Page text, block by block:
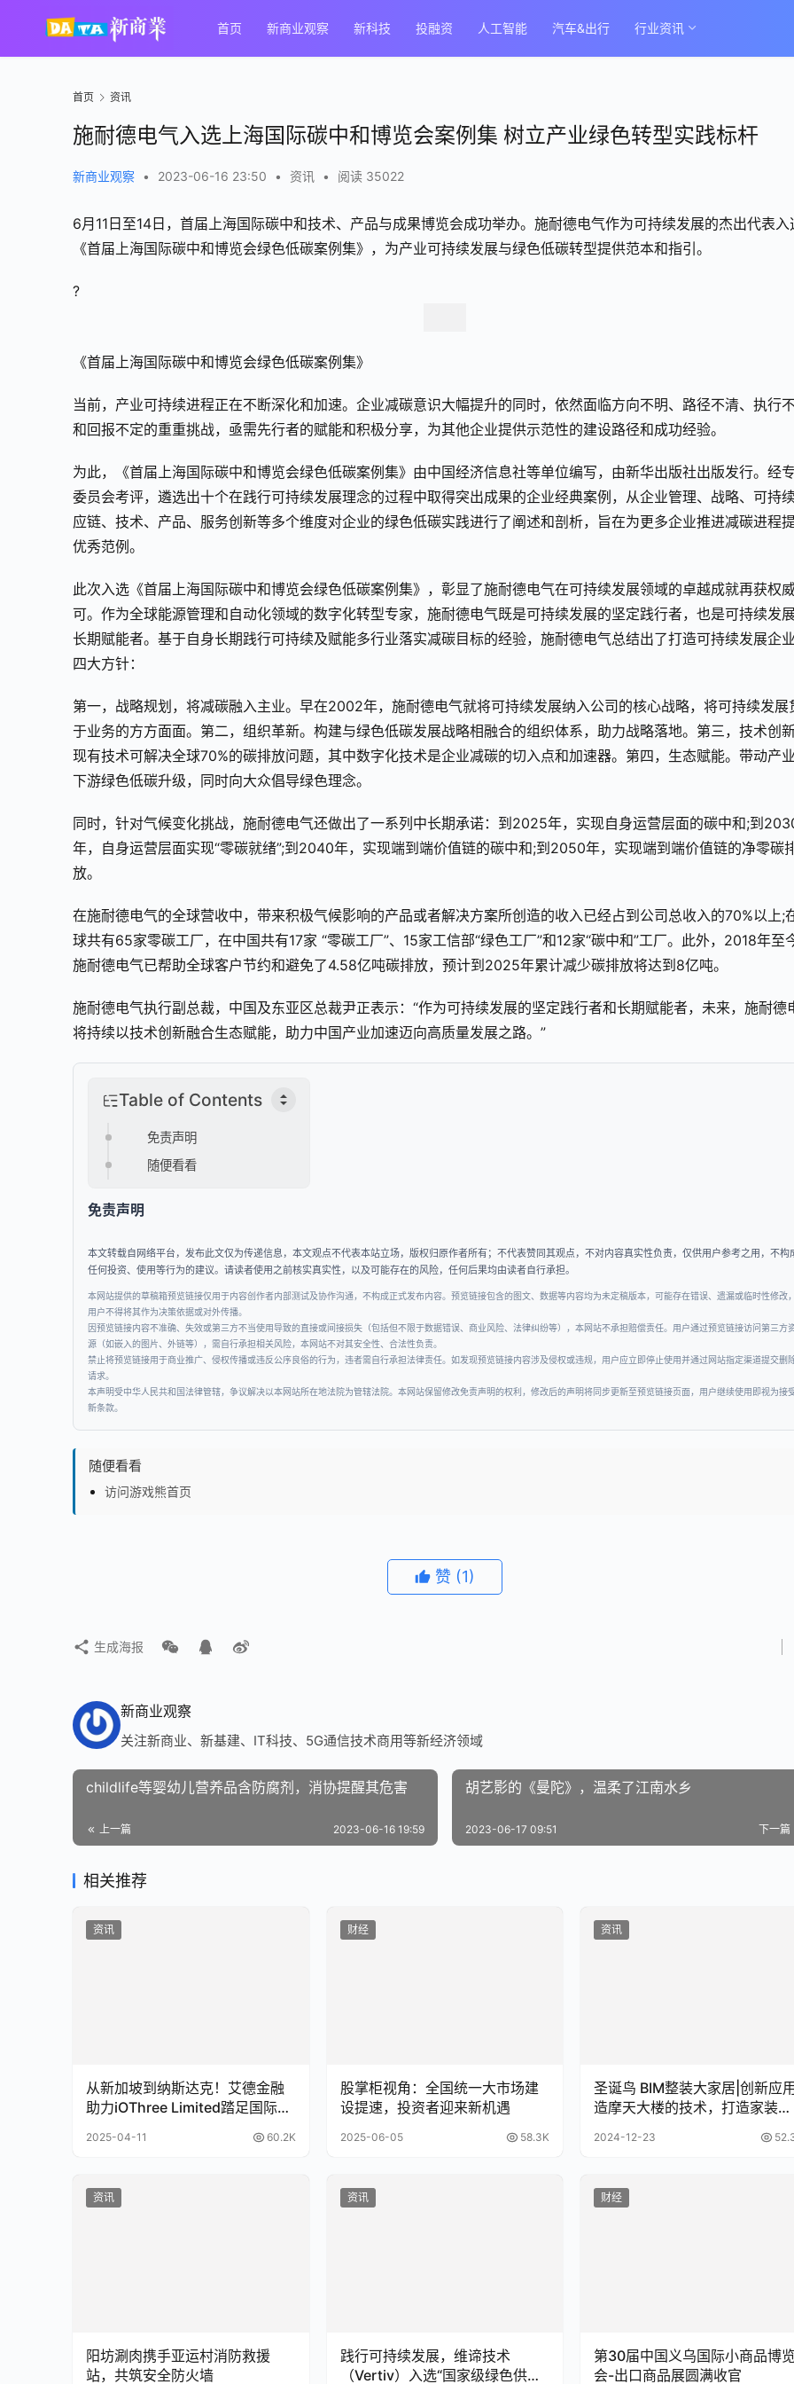
首页 新商业观察 新科技 投融资 人工智能 汽车&出行 行业资讯
首页 资讯
施耐德电气入选上海国际碳中和博览会案例集 树立产业绿色转型实践标杆
新商业观察 • 2023-06-16 23:50 • 资讯 • 阅读 35022
6月11日至14日，首届上海国际碳中和技术、产品与成果博览会成功举办。施耐德电气作为可持续发展的杰出代表入
《首届上海国际碳中和博览会绿色低碳案例集》，为产业可持续发展与绿色低碳转型提供范本和指引。
?
《首届上海国际碳中和博览会绿色低碳案例集》
当前，产业可持续进程正在不断深化和加速。企业减碳意识大幅提升的同时，依然面临方向不明、路径不清、执行
和回报不定的重重挑战，亟需先行者的赋能和积极分享，为其他企业提供示范性的建设路径和成功经验。
为此，《首届上海国际碳中和博览会绿色低碳案例集》由中国经济信息社等单位编写，由新华出版社出版发行。经
委员会考评，遴选出十个在践行可持续发展理念的过程中取得突出成果的企业经典案例，从企业管理、战略、可持
应链、技术、产品、服务创新等多个维度对企业的绿色低碳实践进行了阐述和剖析，旨在为更多企业推进减碳进程
优秀范例。
此次入选《首届上海国际碳中和博览会绿色低碳案例集》，彰显了施耐德电气在可持续发展领域的卓越成就再获权
可。作为全球能源管理和自动化领域的数字化转型专家，施耐德电气既是可持续发展的坚定践行者，也是可持续发
长期赋能者。基于自身长期践行可持续及赋能多行业落实减碳目标的经验，施耐德电气总结出了打造可持续发展企
四大方针：
第一，战略规划，将减碳融入主业。早在2002年，施耐德电气就将可持续发展纳入公司的核心战略，将可持续发展
于业务的方方面面。第二，组织革新。构建与绿色低碳发展战略相融合的组织体系，助力战略落地。第三，技术创新
现有技术可解决全球70%的碳排放问题，其中数字化技术是企业减碳的切入点和加速器。第四，生态赋能。带动产
下游绿色低碳升级，同时向大众倡导绿色理念。
同时，针对气候变化挑战，施耐德电气还做出了一系列中长期承诺：到2025年，实现自身运营层面的碳中和;到
年，自身运营层面实现“零碳就绪”;到2040年，实现端到端价值链的碳中和;到2050年，实现端到端价值链的净零碳
放。
在施耐德电气的全球营收中，带来积极气候影响的产品或者解决方案所创造的收入已经占到公司总收入的70%以上;
球共有65家零碳工厂，在中国共有17家 “零碳工厂”、15家工信部“绿色工厂”和12家“碳中和”工厂。此外，2018年至今
施耐德电气已帮助全球客户节约和避免了4.58亿吨碳排放，预计到2025年累计减少碳排放将达到8亿吨。
施耐德电气执行副总裁，中国及东亚区总裁尹正表示：“作为可持续发展的坚定践行者和长期赋能者，未来，施耐德
将持续以技术创新融合生态赋能，助力中国产业加速迈向高质量发展之路。”
Table of Contents
免责声明
随便看看
免责声明
本文转载自网络平台，发布此文仅为传递信息，本文观点不代表本站立场，版权归原作者所有；不代表赞同其观点，不对内容真实性负责，仅供用户参考之用，不构
任何投资、使用等行为的建议。请读者使用之前核实真实性，以及可能存在的风险，任何后果均由读者自行承担。
本网站提供的草稿箱预览链接仅用于内容创作者内部测试及协作沟通，不构成正式发布内容。预览链接包含的图文、数据等内容均为未定稿版本，可能存在错误、遗漏或临时性修改，
用户不得将其作为决策依据或对外传播。
因预览链接内容不准确、失效或第三方不当使用导致的直接或间接损失（包括但不限于数据错误、商业风险、法律纠纷等），本网站不承担赔偿责任。用户通过预览链接访问第三方
源（如嵌入的图片、外链等），需自行承担相关风险，本网站不对其安全性、合法性负责。
禁止将预览链接用于商业推广、侵权传播或违反公序良俗的行为，违者需自行承担法律责任。如发现预览链接内容涉及侵权或违规，用户应立即停止使用并通过网站指定渠道提交删
请求。
本声明受中华人民共和国法律管辖，争议解决以本网站所在地法院为管辖法院。本网站保留修改免责声明的权利，修改后的声明将同步更新至预览链接页面，用户继续使用即视为接
新条款。
随便看看
访问游戏熊首页
赞 (1)
生成海报
新商业观察
关注新商业、新基建、IT科技、5G通信技术商用等新经济领域
childlife等婴幼儿营养品含防腐剂，消协提醒其危害
上一篇 2023-06-16 19:59
胡艺影的《曼陀》，温柔了江南水乡
下一篇
2023-06-17 09:51
相关推荐
资讯
从新加坡到纳斯达克！艾德金融
助力iOThree Limited踏足国际资
2025-04-11 60.2K
财经
股掌柜视角：全国统一大市场建
设提速，投资者迎来新机遇
2025-06-05 58.3K
资讯
圣诞鸟 BIM整装大家居|创新应
造摩天大楼的技术，打造家装服
2024-12-23
资讯
阳坊涮肉携手亚运村消防救援
站，共筑安全防火墙
资讯
践行可持续发展，维谛技术
（Vertiv）入选“国家级绿色供应
财经
第30届中国义乌国际小商品博览
会-出口商品展圆满收官